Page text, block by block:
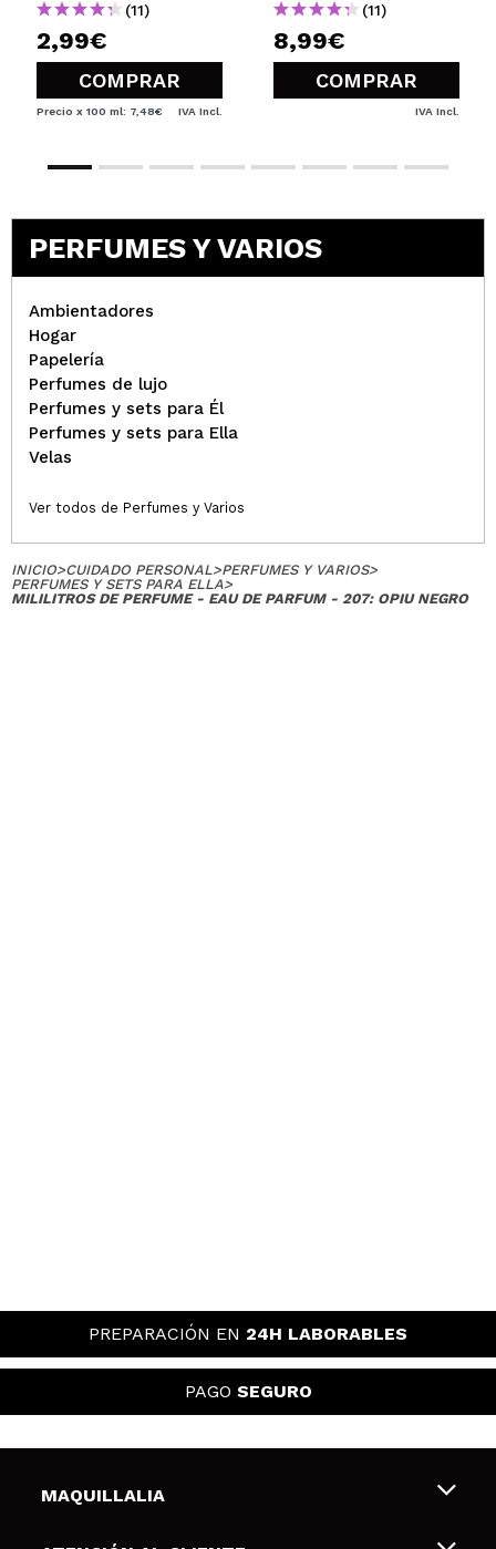
(11)
2,99€
COMPRAR
Precio x 100 ml: 7,48€ IVA Incl.
(11)
8,99€
COMPRAR
IVA Incl.
PERFUMES Y VARIOS
Ambientadores
Hogar
Papelería
Perfumes de lujo
Perfumes y sets para Él
Perfumes y sets para Ella
Velas
Ver todos de Perfumes y Varios
INICIO>CUIDADO PERSONAL>PERFUMES Y VARIOS>
PERFUMES Y SETS PARA ELLA>
MILILITROS DE PERFUME - EAU DE PARFUM - 207: OPIU NEGRO
PREPARACIÓN EN 24H LABORABLES
PAGO SEGURO
MAQUILLALIA
Sobre nosotros